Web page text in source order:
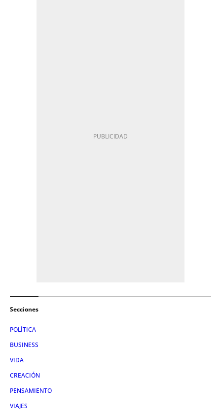
Secciones
POLÍTICA
BUSINESS
VIDA
CREACIÓN
PENSAMIENTO
VIAJES